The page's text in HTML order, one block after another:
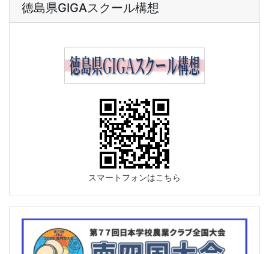
徳島県GIGAスクール構想
スマートフォンはこちら